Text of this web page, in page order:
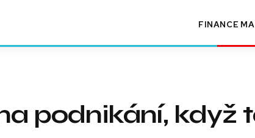
FINANCE
podnikání, když